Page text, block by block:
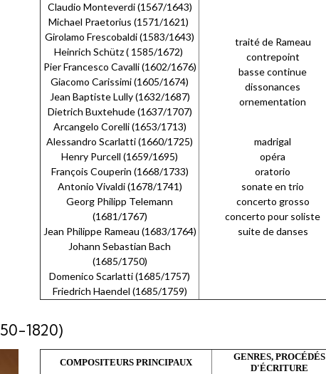
Claudio Monteverdi (1567/1643)
Michael Praetorius (1571/1621)
Girolamo Frescobaldi (1583/1643)
Heinrich Schütz ( 1585/1672)
Pier Francesco Cavalli (1602/1676)
Giacomo Carissimi (1605/1674)
Jean Baptiste Lully (1632/1687)
Dietrich Buxtehude (1637/1707)
Arcangelo Corelli (1653/1713)
Alessandro Scarlatti (1660/1725)
Henry Purcell (1659/1695)
François Couperin (1668/1733)
Antonio Vivaldi (1678/1741)
Georg Philipp Telemann
(1681/1767)
Jean Philippe Rameau (1683/1764)
Johann Sebastian Bach
(1685/1750)
Domenico Scarlatti (1685/1757)
Friedrich Haendel (1685/1759)
traité de Rameau
contrepoint
basse continue
dissonances
ornementation
madrigal
opéra
oratorio
sonate en trio
concerto grosso
concerto pour soliste
suite de danses
1820)
COMPOSITEURS PRINCIPAUX
GENRES, PROCÉDÉS
D'ÉCRITURE